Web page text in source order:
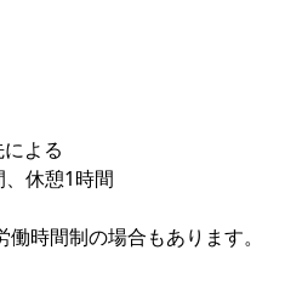
よる
休憩1時間
時間制の場合もあります。